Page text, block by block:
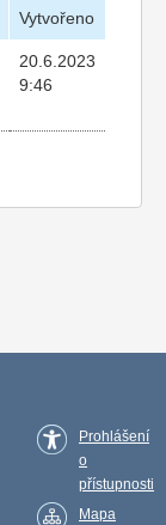
Vytvořeno
20.6.2023
9:46
Prohlášení
o
přístupnosti
Mapa